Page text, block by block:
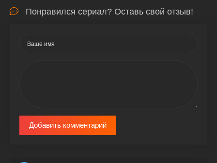
Понравился сериал? Оставь свой отзыв!
Добавить комментарий